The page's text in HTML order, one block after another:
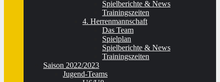
Spielberichte & News
Trainingszeiten
4. Herrenmannschaft
Das Team
Spielplan
Spielberichte & News
Trainingszeiten
Saison 2022/2023
Jugend-Teams